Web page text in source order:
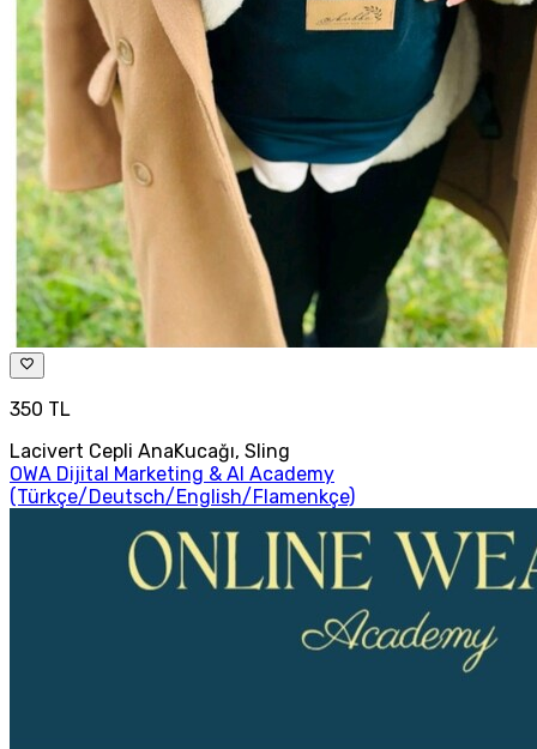
350 TL
Lacivert Cepli AnaKucağı, Sling
OWA Dijital Marketing & AI Academy
(Türkçe/Deutsch/English/Flamenkçe)